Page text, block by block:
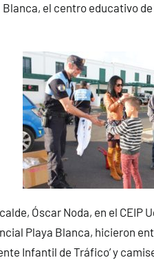
Blanca, el centro educativo
Óscar Noda, en el CEIP
Playa Blanca, hicieron
Infantil de Tráfico’ y